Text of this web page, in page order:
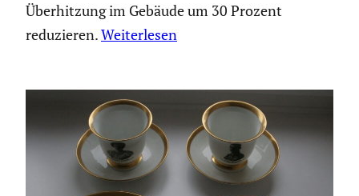
Überhit­zung im Gebäude um 30 Prozent
reduzieren.Weiter­lesen